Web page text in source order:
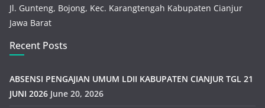
Jl. Gunteng, Bojong, Kec. Karangtengah Kabupaten Cianjur
Jawa Barat
Recent Posts
ABSENSI PENGAJIAN UMUM LDII KABUPATEN CIANJUR TGL 21
JUNI 2026 June 20, 2026